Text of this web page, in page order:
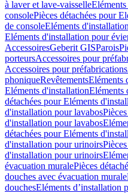
à laver et lave-vaisselle
consolePièces détachées pour
de consoleEléments
Eléments d'installation pour
AccessoiresGeberit GISParois
porteursAccessoires pour
Accessoires pour préfabrications
phoniqueRevêtementsEléments
Eléments d'installationEléments
détachées pour Eléments
d'installation pour lavabos
d'installation pour lavabos
détachées pour Eléments
d'installation pour urinoirs
d'installation pour urinoirs
évacuation muralePièces
douches avec évacuation murale
douchesEléments d’installation